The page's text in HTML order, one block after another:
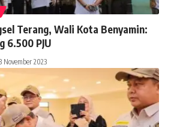
Terang, Wali Kota Benyamin:
6.500 PJU
November 2023